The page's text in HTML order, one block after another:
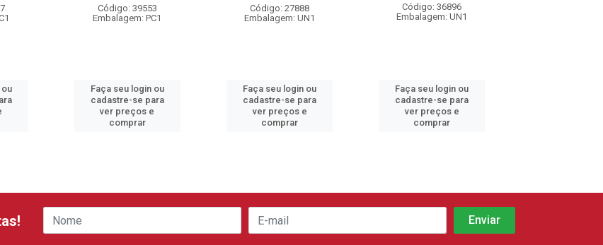
Código: 39553
Embalagem: PC1
Faça seu login ou
cadastre-se para
ver preços e
comprar
Código: 27888
Embalagem: UN1
Faça seu login ou
cadastre-se para
ver preços e
comprar
Código: 36896
Embalagem: UN1
Faça seu login ou
cadastre-se para
ver preços e
comprar